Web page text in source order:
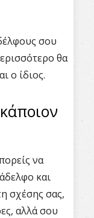
σου
θα
ο ίδιος.
να
και
σχέσης σας,
αλλά σου